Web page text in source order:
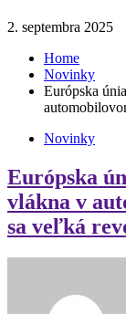
2. septembra 2025
Home
Novinky
Európska
Novinky
Európska
vlákna v
sa veľká